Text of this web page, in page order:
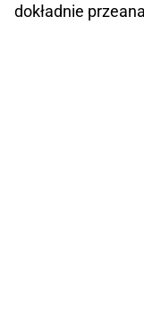
dokładnie